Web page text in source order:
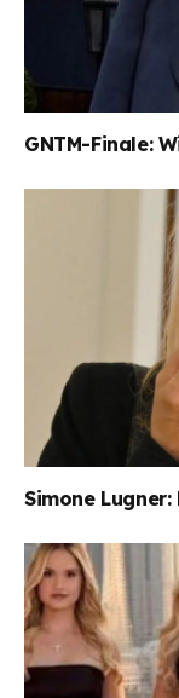
GNTM-Finale:
Simone